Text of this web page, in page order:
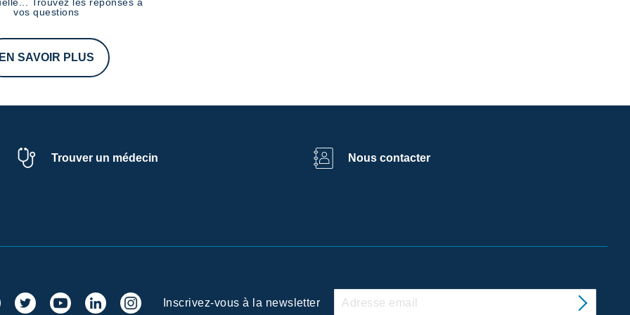
vos questions
EN SAVOIR PLUS
Trouver un médecin Nous contacter
Inscrivez-vous à la newsletter